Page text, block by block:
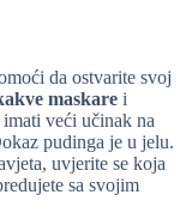
da ostvarite svoj
maskare i
veći učinak na
pudinga je u jelu.
uvjerite se koja
sa svojim